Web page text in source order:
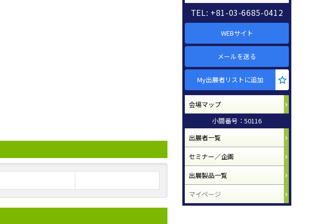
TEL: +81-03-6685-0412
WEBサイト
メールを送る
My出展者リストに追加
会場マップ
小間番号：50116
出展者一覧
セミナー／企画
出展製品一覧
マイページ